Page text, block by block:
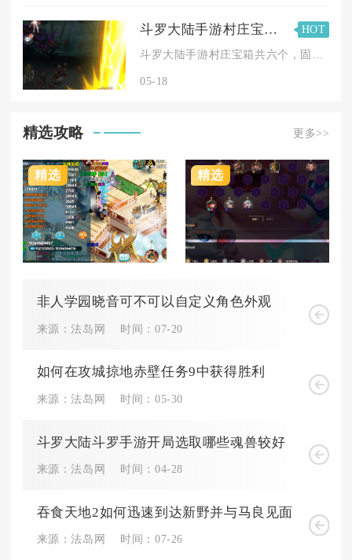
斗罗大陆手游村庄宝箱放在哪里
HOT
05-18
精选攻略 更多>>
精选 精选
非人学园晓音可不可以自定义角色外观
来源：法岛网 时间：07-20
如何在攻城掠地赤壁任务9中获得胜利
来源：法岛网 时间：05-30
斗罗大陆斗罗手游开局选取哪些魂兽较好
来源：法岛网 时间：04-28
吞食天地2如何迅速到达新野并与马良见面
来源：法岛网 时间：07-26